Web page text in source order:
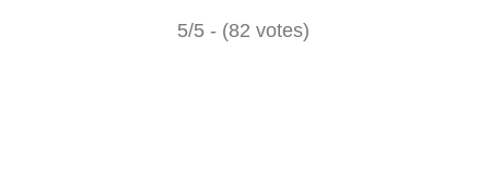
5/5 - (82 votes)